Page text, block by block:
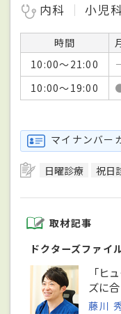
内科
小児
時間
10:00～21:00
10:00～19:00
マイナンバー
日曜診療 祝日
取材記事
ドクターズファイ
「ヒ
ズに
藤川